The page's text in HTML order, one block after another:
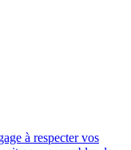
à respecter vos